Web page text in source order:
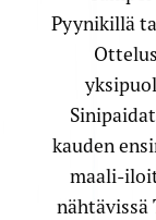
Pyynikillä
kauden
maali-
nähtävissä